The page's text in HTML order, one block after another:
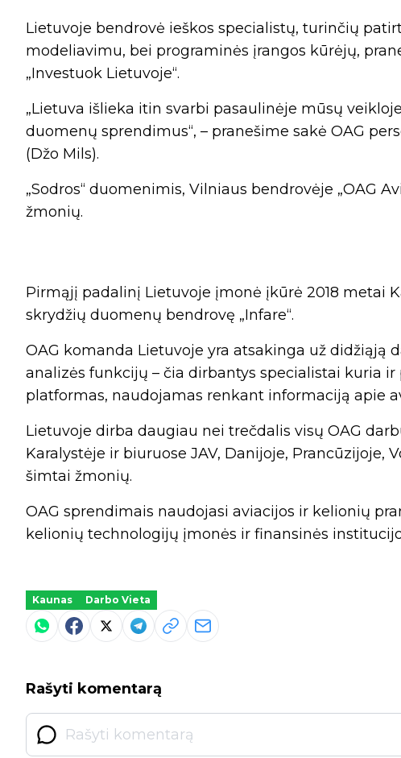
Lietuvoje bendrovė ieškos specialistų, turinčių
modeliavimu, bei programinės įrangos kūrėjų,
„Investuok Lietuvoje“.
„Lietuva išlieka itin svarbi pasaulinėje mūsų
duomenų sprendimus“, – pranešime sakė OAG
(Džo Mils).
„Sodros“ duomenimis, Vilniaus bendrovėje „OAG
žmonių.
Pirmąjį padalinį Lietuvoje įmonė įkūrė 2018 metai
skrydžių duomenų bendrovę „Infare“.
OAG komanda Lietuvoje yra atsakinga už
analizės funkcijų – čia dirbantys specialistai kuria
platformas, naudojamas renkant informaciją apie
Lietuvoje dirba daugiau nei trečdalis visų OAG
Karalystėje ir biuruose JAV, Danijoje, Prancūzijoje,
šimtai žmonių.
OAG sprendimais naudojasi aviacijos ir kelionių
kelionių technologijų įmonės ir finansinės
Kaunas Darbo Vieta
Rašyti komentarą